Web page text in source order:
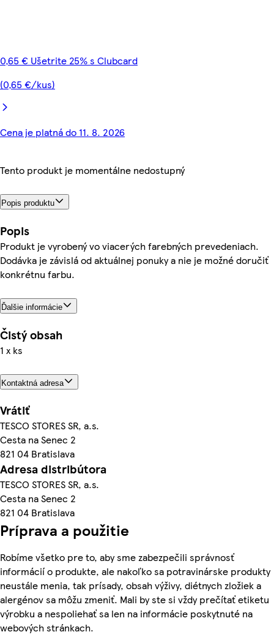
0,65 € Ušetrite 25% s Clubcard
(0,65 €/kus)
Cena je platná do 11. 8. 2026
Tento produkt je momentálne nedostupný
Popis produktu
Popis
Produkt je vyrobený vo viacerých farebných prevedeniach.
Dodávka je závislá od aktuálnej ponuky a nie je možné doručiť
konkrétnu farbu.
Ďalšie informácie
Čistý obsah
1 x ks
Kontaktná adresa
Vrátiť
TESCO STORES SR, a.s.
Cesta na Senec 2
821 04 Bratislava
Adresa distribútora
TESCO STORES SR, a.s.
Cesta na Senec 2
821 04 Bratislava
Príprava a použitie
Robíme všetko pre to, aby sme zabezpečili správnosť
informácií o produkte, ale nakoľko sa potravinárske produkty
neustále menia, tak prísady, obsah výživy, diétnych zložiek a
alergénov sa môžu zmeniť. Mali by ste si vždy prečítať etiketu
výrobku a nespoliehať sa len na informácie poskytnuté na
webových stránkach.